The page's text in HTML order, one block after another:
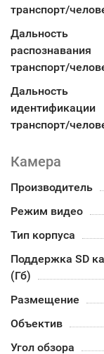
транспорт/
Дальность
распознавания
транспорт/
Дальность
идентификации
транспорт/
Камера
Производитель
Режим видео
Тип корпуса
Поддержка SD
(Гб)
Размещение
Объектив
Угол обзора